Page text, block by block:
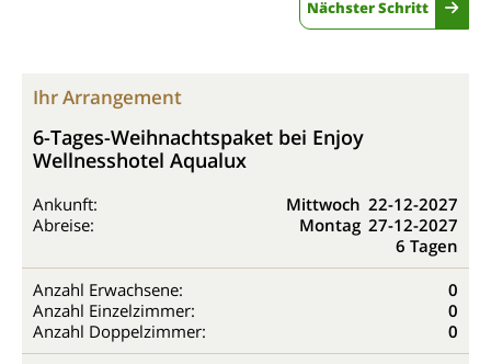
Nächster Schritt
Ihr Arrangement
6-Tages-Weihnachtspaket bei Enjoy
Wellnesshotel Aqualux
Ankunft: Mittwoch 22-12-2027
Abreise:
Montag 27-12-2027
6 Tagen
Anzahl Erwachsene:
0
Anzahl Einzelzimmer:
0
Anzahl Doppelzimmer:
0